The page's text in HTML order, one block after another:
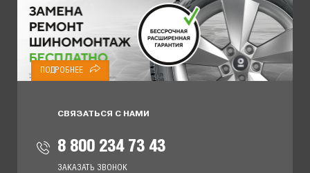
ПОДРОБНЕЕ
СВЯЗАТЬСЯ С НАМИ
8 800 234 73 43
ЗАКАЗАТЬ ЗВОНОК